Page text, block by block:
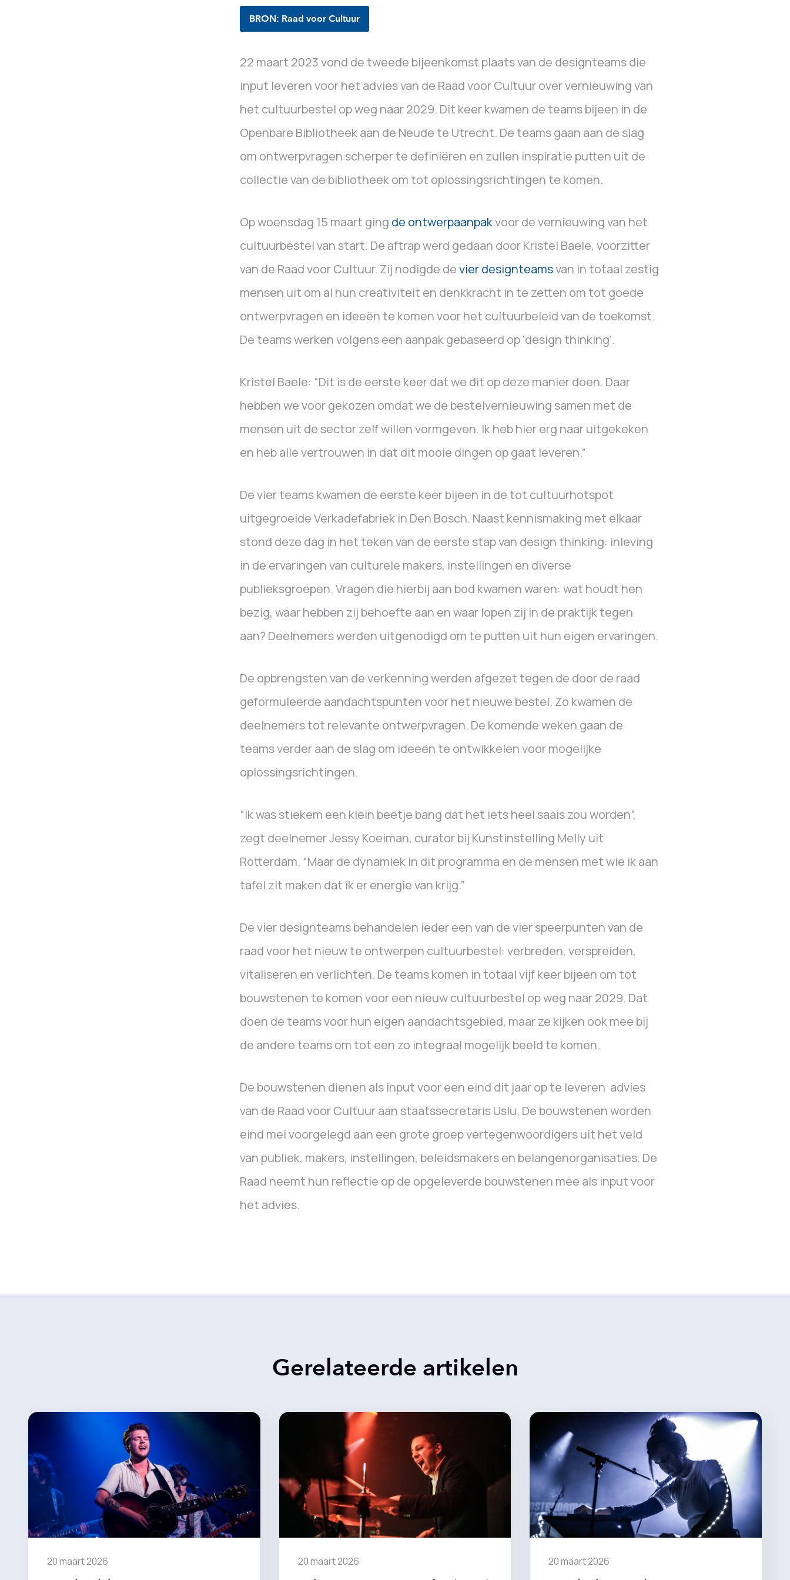
BRON: Raad voor Cultuur
22 maart 2023 vond de tweede bijeenkomst plaats van de designteams die
input leveren voor het advies van de Raad voor Cultuur over vernieuwing van
het cultuurbestel op weg naar 2029. Dit keer kwamen de teams bijeen in de
Openbare Bibliotheek aan de Neude te Utrecht. De teams gaan aan de slag
om ontwerpvragen scherper te definiëren en zullen inspiratie putten uit de
collectie van de bibliotheek om tot oplossingsrichtingen te komen.
Op woensdag 15 maart ging de ontwerpaanpakvoor de vernieuwing van het
cultuurbestel van start. De aftrap werd gedaan door Kristel Baele, voorzitter
van de Raad voor Cultuur. Zij nodigde devier designteamsvan in totaal zestig
mensen uit om al hun creativiteit en denkkracht in te zetten om tot goede
ontwerpvragen en ideeën te komen voor het cultuurbeleid van de toekomst.
De teams werken volgens een aanpak gebaseerd op ‘design thinking’.
Kristel Baele: “Dit is de eerste keer dat we dit op deze manier doen. Daar
hebben we voor gekozen omdat we de bestelvernieuwing samen met de
mensen uit de sector zelf willen vormgeven. Ik heb hier erg naar uitgekeken
en heb alle vertrouwen in dat dit mooie dingen op gaat leveren.”
De vier teams kwamen de eerste keer bijeen in de tot cultuurhotspot
uitgegroeide Verkadefabriek in Den Bosch. Naast kennismaking met elkaar
stond deze dag in het teken van de eerste stap van design thinking: inleving
in de ervaringen van culturele makers, instellingen en diverse
publieksgroepen. Vragen die hierbij aan bod kwamen waren: wat houdt hen
bezig, waar hebben zij behoefte aan en waar lopen zij in de praktijk tegen
aan? Deelnemers werden uitgenodigd om te putten uit hun eigen ervaringen.
De opbrengsten van de verkenning werden afgezet tegen de door de raad
geformuleerde aandachtspunten voor het nieuwe bestel. Zo kwamen de
deelnemers tot relevante ontwerpvragen. De komende weken gaan de
teams verder aan de slag om ideeën te ontwikkelen voor mogelijke
oplossingsrichtingen.
“Ik was stiekem een klein beetje bang dat het iets heel saais zou worden”,
zegt deelnemer Jessy Koeiman, curator bij Kunstinstelling Melly uit
Rotterdam. “Maar de dynamiek in dit programma en de mensen met wie ik aan
tafel zit maken dat ik er energie van krijg.”
De vier designteams behandelen ieder een van de vier speerpunten van de
raad voor het nieuw te ontwerpen cultuurbestel: verbreden, verspreiden,
vitaliseren en verlichten. De teams komen in totaal vijf keer bijeen om tot
bouwstenen te komen voor een nieuw cultuurbestel op weg naar 2029. Dat
doen de teams voor hun eigen aandachtsgebied, maar ze kijken ook mee bij
de andere teams om tot een zo integraal mogelijk beeld te komen.
De bouwstenen dienen als input voor een eind dit jaar op te leveren advies
van de Raad voor Cultuur aan staatssecretaris Uslu. De bouwstenen worden
eind mei voorgelegd aan een grote groep vertegenwoordigers uit het veld
van publiek, makers, instellingen, beleidsmakers en belangenorganisaties. De
Raad neemt hun reflectie op de opgeleverde bouwstenen mee als input voor
het advies.
Gerelateerde artikelen
20 maart 2026 20 maart 2026 20 maart 2026